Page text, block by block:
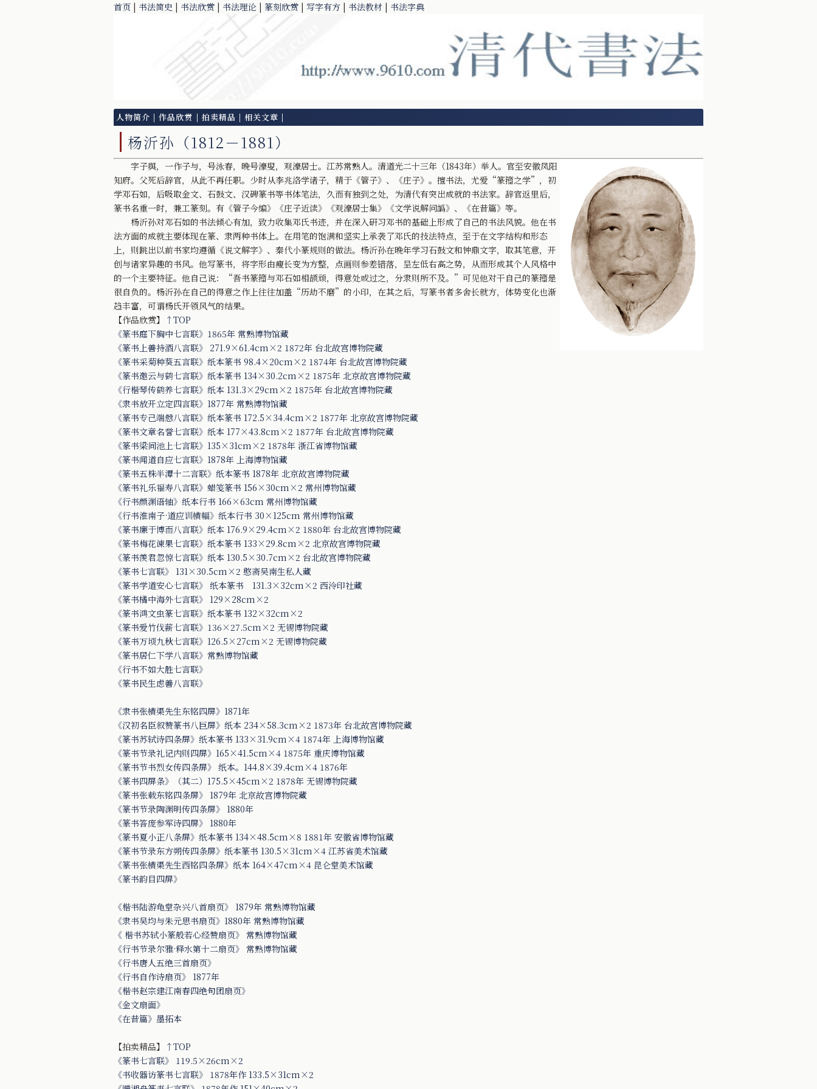
首页 | 书法简史 | 书法欣赏 | 书法理论 | 篆刻欣赏 | 写字有方 | 书法教材 | 书法字典
人物简介 |作品欣赏 | 拍卖精品 | 相关文章 |
杨沂孙（1812－1881）
字子舆，一作子与，号泳春，晚号濠叟，观濠居士。江苏常熟人。清道光二十三年（1843年）举人。官至安徽凤阳
知府。父死后辞官，从此不再任职。少时从李兆洛学诸子，精于《管子》、《庄子》。擅书法，尤爱“篆籀之学”，初
学邓石如，后吸取金文、石鼓文、汉碑篆书等书体笔法，久而有独到之处，为清代有突出成就的书法家。辞官返里后，
篆书名重一时，兼工篆刻。有《管子今编》《庄子近读》《观濠居士集》《文学说解问譌》、《在昔篇》等。
杨沂孙对邓石如的书法倾心有加，致力收集邓氏书迹，并在深入研习邓书的基础上形成了自己的书法风貌。他在书
法方面的成就主要体现在篆、隶两种书体上。在用笔的饱满和坚实上承袭了邓氏的技法特点，至于在文字结构和形态
上，则跳出以前书家均遵循《说文解字》、秦代小篆规则的做法。杨沂孙在晚年学习石鼓文和钟鼎文字，取其笔意，开
创与诸家异趣的书风。他写篆书，将字形由瘦长变为方整，点画则参差错落，呈左低右高之势，从而形成其个人风格中
的一个主要特征。他自己说：“吾书篆籀与邓石如相颉顽，得意处或过之，分隶则所不及。”可见他对干自己的篆籀是
很自负的。杨沂孙在自己的得意之作上往往加盖“历劫不磨”的小印，在其之后，写篆书者多舍长就方，体势变化也渐
趋丰富，可谓杨氏开领风气的结果。
【作品欣赏】 ↑TOP
《篆书庭下胸中七言联》1865年 常熟博物馆藏
《篆书上善持酒八言联》 271.9×61.4cm×2 1872年 台北故宫博物院藏
《篆书采菊种葵五言联》纸本篆书 98.4×20cm×2 1874年 台北故宫博物院藏
《篆书邀云与鹤七言联》纸本篆书 134×30.2cm×2 1875年 北京故宫博物院藏
《行楷琴传鹤养七言联》纸本 131.3×29cm×2 1875年 台北故宫博物院藏
《隶书放开立定四言联》1877年 常熟博物馆藏
《篆书专己端慤八言联》纸本篆书 172.5×34.4cm×2 1877年 北京故宫博物院藏
《篆书文章名誉七言联》纸本 177×43.8cm×2 1877年 台北故宫博物院藏
《篆书梁间池上七言联》135×31cm×2 1878年 浙江省博物馆藏
《篆书闻道自应七言联》1878年 上海博物馆藏
《篆书五株半潭十二言联》纸本篆书 1878年 北京故宫博物院藏
《篆书礼乐福寿八言联》蜡笺篆书 156×30cm×2 常州博物馆藏
《行书颜渊语轴》纸本行书 166×63cm 常州博物馆藏
《行书淮南子·道应训横幅》纸本行书 30×125cm 常州博物馆藏
《篆书廉于博而八言联》纸本 176.9×29.4cm×2 1880年 台北故宫博物院藏
《篆书梅花谏果七言联》纸本篆书 133×29.8cm×2 北京故宫博物院藏
《篆书羡君忽惊七言联》纸本 130.5×30.7cm×2 台北故宫博物院藏
《篆书七言联》 131×30.5cm×2 憨斋吴南生私人藏
《篆书学道安心七言联》 纸本篆书 131.3×32cm×2 西泠印社藏
《篆书橘中海外七言联》 129×28cm×2
《篆书鸿文虫篆七言联》纸本篆书 132×32cm×2
《篆书爱竹伐薪七言联》136×27.5cm×2 无锡博物院藏
《篆书万顷九秋七言联》126.5×27cm×2 无锡博物院藏
《篆书居仁下学八言联》常熟博物馆藏
《行书不如大胜七言联》
《篆书民生虑善八言联》
《隶书张横渠先生东铭四屏》1871年
《汉初名臣叙赞篆书八巨屏》纸本 234×58.3cm×2 1873年 台北故宫博物院藏
《篆书苏轼诗四条屏》纸本篆书 133×31.9cm×4 1874年 上海博物馆藏
《篆书节录礼记内则四屏》165×41.5cm×4 1875年 重庆博物馆藏
《篆书节书烈女传四条屏》 纸本。144.8×39.4cm×4 1876年
《篆书四屏条》（其二）175.5×45cm×2 1878年 无锡博物院藏
《篆书张载东铭四条屏》 1879年 北京故宫博物院藏
《篆书节录陶渊明传四条屏》 1880年
《篆书答庞参军诗四屏》 1880年
《篆书夏小正八条屏》纸本篆书 134×48.5cm×8 1881年 安徽省博物馆藏
《篆书节录东方朔传四条屏》纸本篆书 130.5×31cm×4 江苏省美术馆藏
《篆书张横渠先生西铭四条屏》纸本 164×47cm×4 昆仑堂美术馆藏
《篆书韵目四屏》
《楷书陆游龟堂杂兴八首扇页》 1879年 常熟博物馆藏
《隶书吴均与朱元思书扇页》1880年 常熟博物馆藏
《 楷书苏轼小篆般若心经赞扇页》 常熟博物馆藏
《行书节录尔雅·释水第十二扇页》 常熟博物馆藏
《行书唐人五绝三首扇页》
《行书自作诗扇页》 1877年
《楷书赵宗建江南春四绝句团扇页》
《金文扇面》
《在昔篇》墨拓本
【拍卖精品】 ↑TOP
《篆书七言联》 119.5×26cm×2
《书收器访篆书七言联》 1878年作 133.5×31cm×2